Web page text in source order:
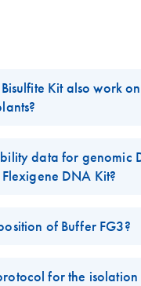
Kit also work
Bisulfite Kitworks on
organism. The DNA
samplesas a template
data for genomic
DNA Kit?
7 years when being
of Buffer FG3?
solution at pH 8.5.
for the isolation